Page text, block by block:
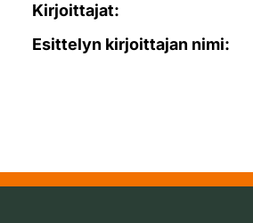
Kirjoittajat:
Esittelyn kirjoittajan nimi: